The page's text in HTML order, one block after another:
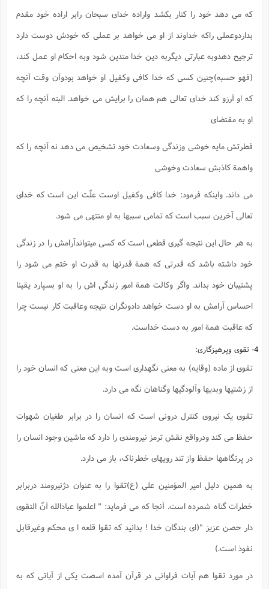
که می دهد خود را کنار بکشد واراده خدای سبحان رابر اراده خود مقدم
بداردوعملی راکه خداوند از او می خواهد بر عملی که خودش دوست دارد
ترجیح دهدوبه عبارتی دیگربه دین خدا متدین شود وبه احکام او عمل کند،
(فهو حسبه)چنین کسی که خدا کافی وکفیل او خواهد بودوآن وقت آنچه
که او آرزو کند خدای تعالی هم همان را برایش می خواهد. البته آنچه را که
او به مقتضای
فطرتش مایه خوشی وزندگی وسعادت خود تشخیص می دهد نه آنچه را که
واهمة کاذبش سعادت وخوشی
می داند. واینکه فرمود: خدا کافی وکفیل اوست علّت این است که خدای
تعالی آخرین سبب است که تمامی سببها به او منتهی می شود.
به هر حال این نتیجه گیری قطعی است که کسی میتواندآرامش را در زندگی
خود داشته باشد که قدرتی که همة قدرتها به قدرت او ختم می شود را
پشتیبان خود بداند. واگر وکالت همة امور زندگی اش را به او بسپارد یقینا
احساس آرامش به او دست خواهد دادونگران نتیجه وعاقبت کار نیست چرا
که عاقبت همة امور به دست خداست.
4- تقوی وپرهیزگاری:
تقوی از ماده (وقایه) به معنی نگهداری است وبه این معنی که انسان خود را
از زشتیها وبدیها وآلودگیها وگناهان نگه می دارد.
تقوی یک نیروی کنترل درونی است که انسان را در برابر طغیان شهوات
حفظ می کند ودرواقع نقش ترمز نیرومندی را دارد که ماشین وجود انسان را
در پرتگاهها حفظ واز تند رویهای خطرناک، باز می دارد.
به همین دلیل امیر المؤمنین علی (ع)تقوا را به عنوان دژنیرومند دربرابر
خطرات گناه شمرده است. آنجا که می فرماید: " اعلموا عبادالله آنّ التقوی
دار حصن عزیز "(ای بندگان خدا ! بدانید که تقوا قلعه ا ی محکم وغیرقابل
نفوذ است.)
در مورد تقوا هم آیات فراوانی در قرآن آمده اسصت یکی از آیاتی که به